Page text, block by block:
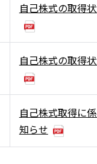
自己株式の取得
自己株式の取得
自己株式取得に
知らせ